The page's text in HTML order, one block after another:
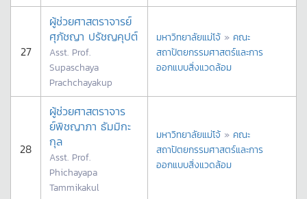
27
ผู้ช่วยศาสตราจารย์
ศุภัชญา ปรัชญคุปต์
Asst. Prof.
Supaschaya
Prachchayakup
มหาวิทยาลัยแม่โจ้ » คณะ
สถาปัตยกรรมศาสตร์และการ
ออกแบบสิ่งแวดล้อม
28
ผู้ช่วยศาสตราจาร
ย์พิชญาภา ธัมมิกะ
กุล
Asst. Prof.
Phichayapa
Tammikakul
มหาวิทยาลัยแม่โจ้ » คณะ
สถาปัตยกรรมศาสตร์และการ
ออกแบบสิ่งแวดล้อม